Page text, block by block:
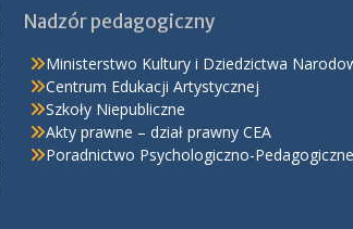
Nadzór pedagogiczny
Ministerstwo Kultury i Dziedzictwa
Centrum Edukacji Artystycznej
Szkoły Niepubliczne
Akty prawne – dział prawny CEA
Poradnictwo Psychologiczno-Pedagogiczne